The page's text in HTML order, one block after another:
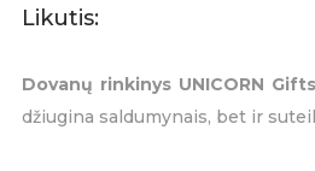
Likutis:
Dovanų rinkinys UNICORN
džiugina saldumynais, bet ir